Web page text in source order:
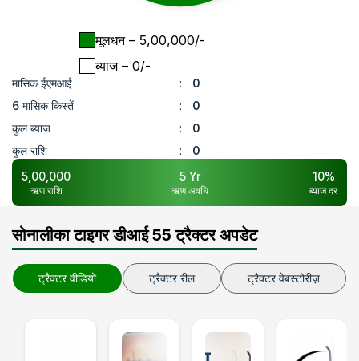
मूलधन– ₹ 5,00,000/-
ब्याज– ₹ 0/-
मासिक ईएमआई :
0
6 मासिक किस्तें
:
0
कुल ब्याज
:
0
कुल राशि
:
0
5,00,000
ऋण राशि
5 Yr
ऋण अवधि
10%
ब्याज दर
सोनालीका टाइगर डीआई 55 ट्रैक्टर अपडेट
ट्रैक्टर वीडियो ट्रैक्टर रील ट्रैक्टर वेबस्टोरीज़